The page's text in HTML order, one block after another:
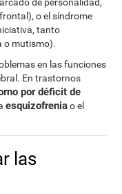
de personalidad,
o el síndrome
tanto
o mutismo).
en las funciones
En trastornos
por déficit de
esquizofreniao el
las